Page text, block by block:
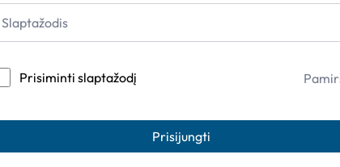
Prisiminti slaptažodį
Prisijungti